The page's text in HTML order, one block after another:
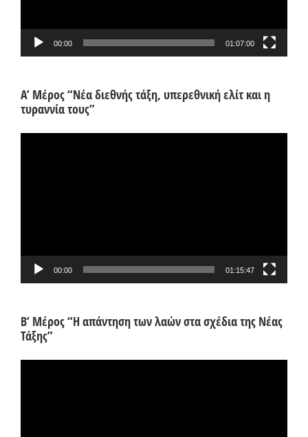
00:00 01:07:00
Α’ Μέρος “Νέα διεθνής τάξη, υπερεθνική ελίτ και η
τυραννία τους”
00:00 01:15:47
Β’ Μέρος “Η απάντηση των λαών στα σχέδια της Νέας
Τάξης”